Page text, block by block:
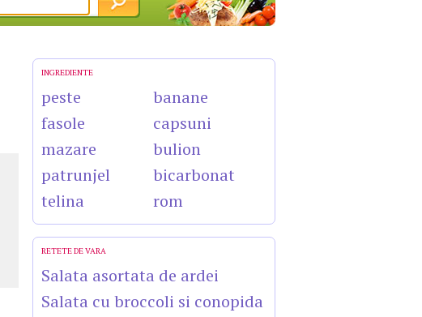
INGREDIENTE
peste
fasole
mazare
patrunjel
telina
banane
capsuni
bulion
bicarbonat
rom
RETETE DE VARA
Salata asortata de ardei
Salata cu broccoli si conopida